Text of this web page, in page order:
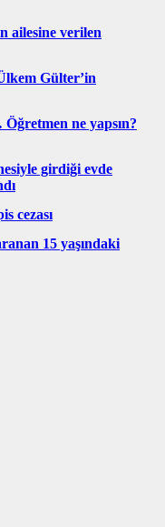
ailesine verilen
Gülter’in
ne yapsın?
girdiği evde
cezası
15 yaşındaki